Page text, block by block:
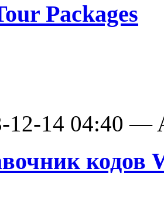
Packages
12-14 04:40 —
кодов